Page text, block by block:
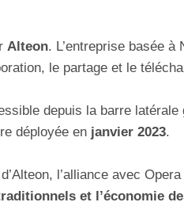
Alteon. L’entreprise basée à
le partage et le
depuis la barre latérale
déployée en janvier 2023.
l’alliance avec Opera
et l’économie